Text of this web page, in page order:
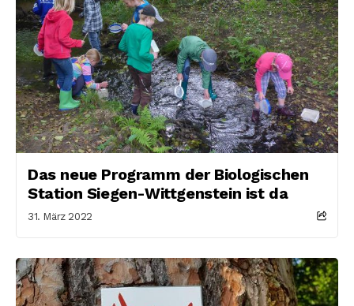
Das neue Programm der Biologischen
Station Siegen-Wittgenstein ist da
31. März 2022